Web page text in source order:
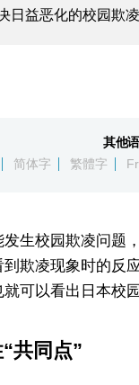
日益恶化的校园欺凌
其他
简体字 繁體字
生校园欺凌问题
欺凌现象时的反
可以看出日本校
共同点”